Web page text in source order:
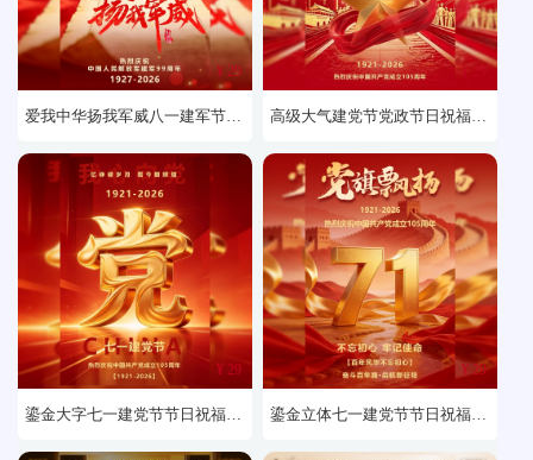
爱我中华扬我军威八一建军节节日贺卡
¥ 29 ¥ 29
鎏金大字七一建党节节日祝福贺卡
¥ 29 ¥ 29